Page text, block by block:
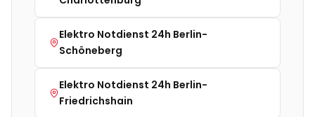
Elektro Notdienst 24h Berlin-
Schöneberg
Elektro Notdienst 24h Berlin-
Friedrichshain